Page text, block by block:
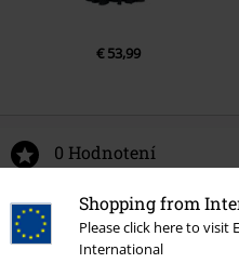
Shopping from
Please click here to visit
International
€ 53,99
0 Hodnotení
Podeľte sa o váš názor
Napísať hodnotenie